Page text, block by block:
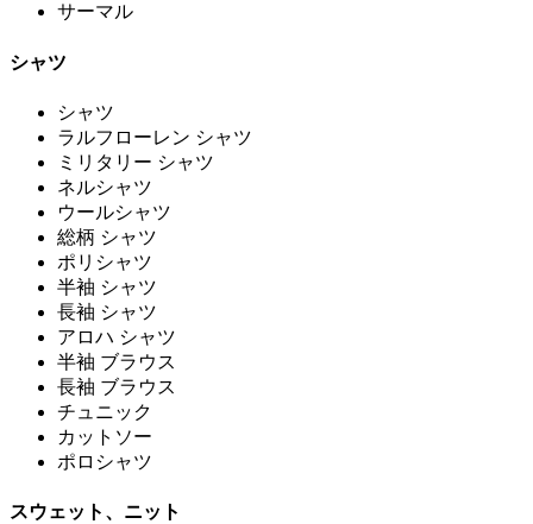
サーマル
シャツ
シャツ
ラルフローレン シャツ
ミリタリー シャツ
ネルシャツ
ウールシャツ
総柄 シャツ
ポリシャツ
半袖 シャツ
長袖 シャツ
アロハ シャツ
半袖 ブラウス
長袖 ブラウス
チュニック
カットソー
ポロシャツ
スウェット、ニット